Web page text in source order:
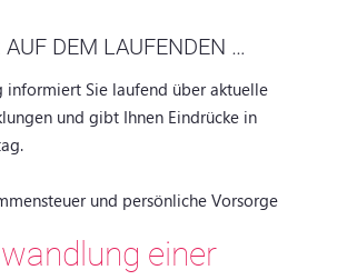
AUF DEM LAUFENDEN …
informiert Sie laufend über aktuelle
und gibt Ihnen Eindrücke in
und persönliche Vorsorge
einer